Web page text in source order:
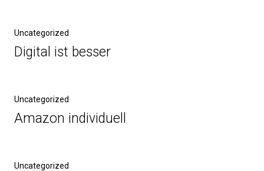
Uncategorized
Digital ist besser
Uncategorized
Amazon individuell
Uncategorized